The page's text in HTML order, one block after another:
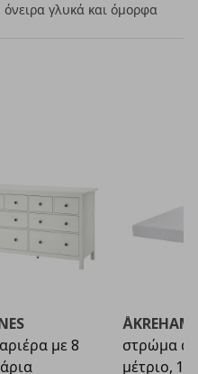
γλυκά και όμορφα
με 8
στρώμα
μέτριο,